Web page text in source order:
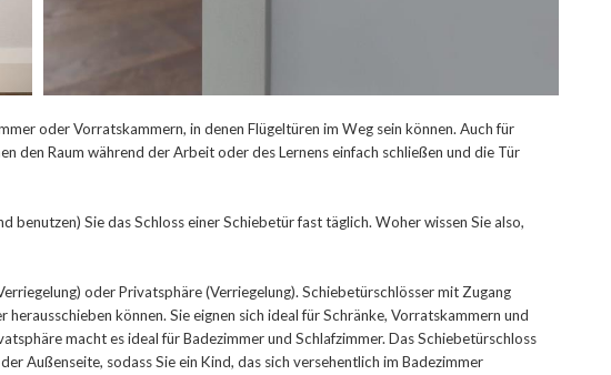
oder Vorratskammern, in denen Flügeltüren im Weg sein können. Auch für
den Raum während der Arbeit oder des Lernens einfach schließen und die Tür
benutzen) Sie das Schloss einer Schiebetür fast täglich. Woher wissen Sie also,
oder Privatsphäre (Verriegelung). Schiebetürschlösser mit Zugang
können. Sie eignen sich ideal für Schränke, Vorratskammern und
macht es ideal für Badezimmer und Schlafzimmer. Das Schiebetürschloss
Außenseite, sodass Sie ein Kind, das sich versehentlich im Badezimmer